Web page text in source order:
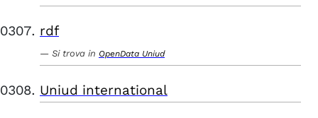
rdf
Si trova in OpenData Uniud
Uniud international